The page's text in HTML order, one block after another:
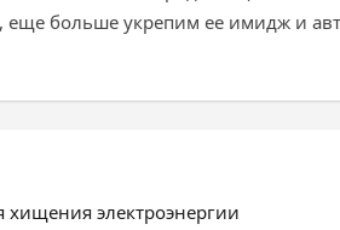
больше укрепим ее имидж и
хищения электроэнергии